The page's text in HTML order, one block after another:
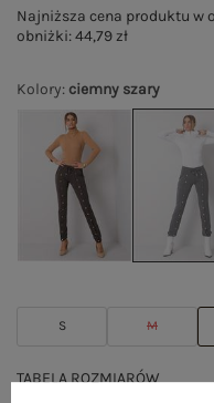
Kolory: ciemny szary
S M
TABELA ROZMIARÓW
Najniższa cena produktu w
obniżki:44,79 zł